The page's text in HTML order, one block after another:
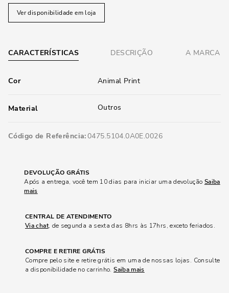
Ver disponibilidade em loja
CARACTERÍSTICAS DESCRIÇÃO A MARCA
Cor Animal Print
Material Outros
Código de Referência 0475.5104.0A0E.0026
DEVOLUÇÃO GRÁTIS
Após a entrega, você tem 10 dias para iniciar uma devolução Saiba
mais
CENTRAL DE ATENDIMENTO
Via chat, de segunda a sexta das 8hrs às 17hrs, exceto feriados.
COMPRE E RETIRE GRÁTIS
Compre pelo site e retire grátis em uma de nossas lojas. Consulte
a disponibilidade no carrinho.Saiba mais